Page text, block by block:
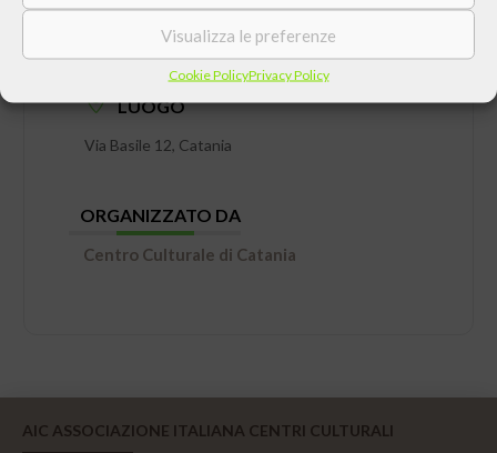
Visualizza le preferenze
Cookie PolicyPrivacy Policy
DATA
Mercoledì 12 Luglio 2023 ore 19:00
LUOGO
Via Basile 12, Catania
ORGANIZZATO DA
Centro Culturale di Catania
AIC ASSOCIAZIONE ITALIANA CENTRI CULTURALI